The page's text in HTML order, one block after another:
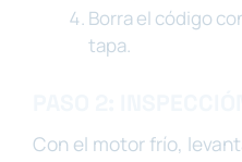
Borra el código
tapa.
Con el motor frío,